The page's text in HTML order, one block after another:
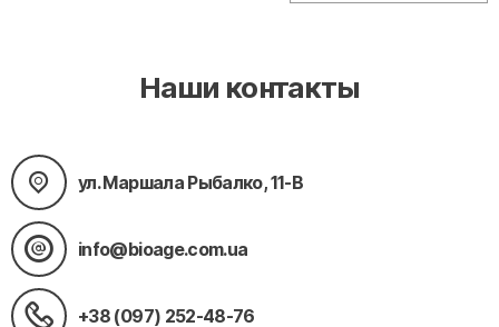
Наши контакты
ул. Маршала Рыбалко, 11-В
info@bioage.com.ua
+38 (097) 252-48-76